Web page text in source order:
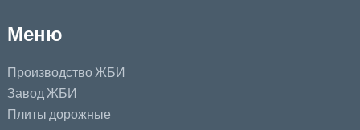
Меню
Производство ЖБИ
Завод ЖБИ
Плиты дорожные